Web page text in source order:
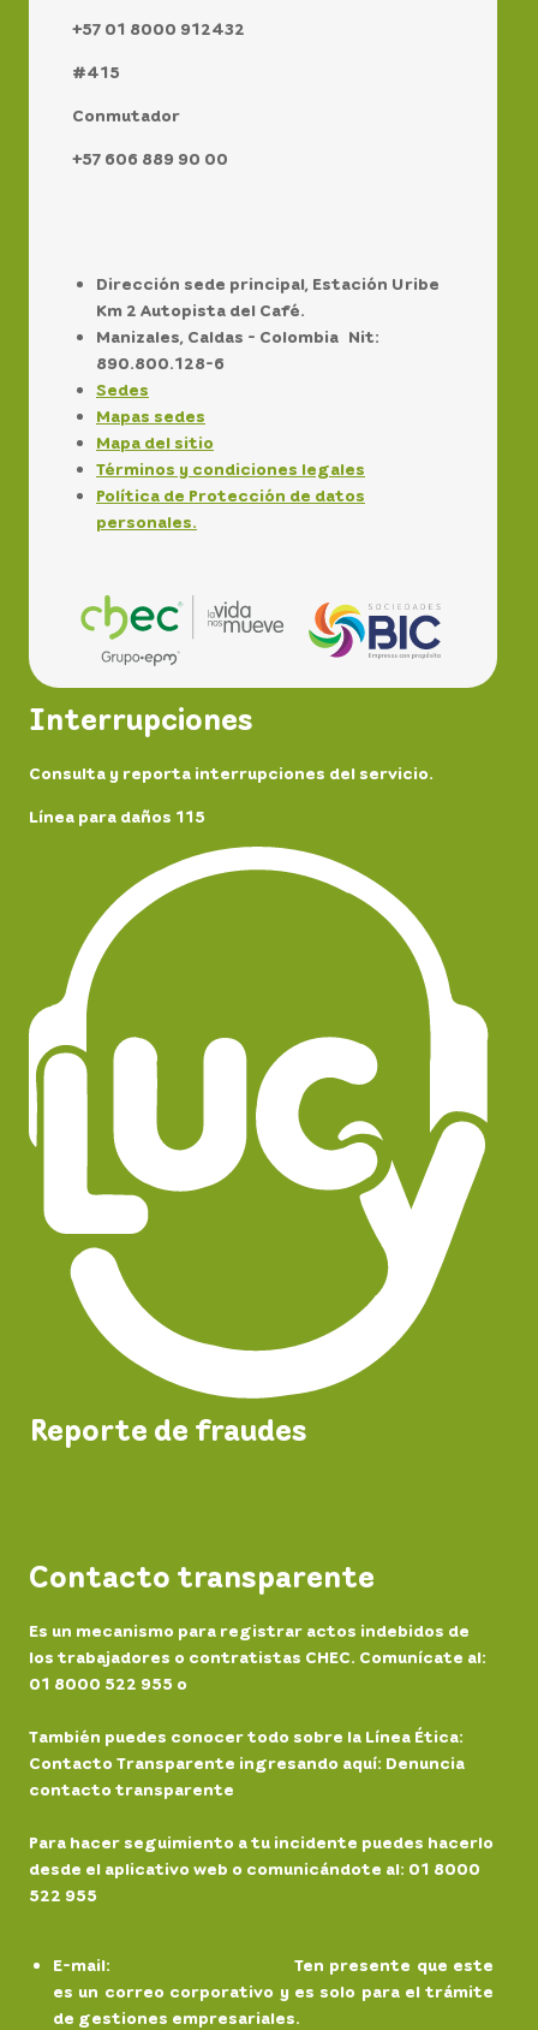
+57 01 8000 912432
#415
Conmutador
+57 606 889 90 00
Dirección sede principal, Estación Uribe
Km 2 Autopista del Café.
Manizales, Caldas - Colombia Nit:
890.800.128-6
Sedes
Mapas sedes
Mapa del sitio
Términos y condiciones legales
Política de Protección de datos
personales.
Interrupciones
Consulta y reporta interrupciones del servicio.
Línea para daños 115
Reporte de fraudes
Contacto transparente
Es un mecanismo para registrar actos indebidos de
los trabajadores o contratistas CHEC. Comunícate al:
01 8000 522 955 o
También puedes conocer todo sobre la Línea Ética:
Contacto Transparente ingresando aquí: Denuncia
contacto transparente
Para hacer seguimiento a tu incidente puedes hacerlo
desde el aplicativo web o comunicándote al: 01 8000
522 955
E-mail:
Ten presente que este
es un correo corporativo y es solo para el trámite
de gestiones empresariales.